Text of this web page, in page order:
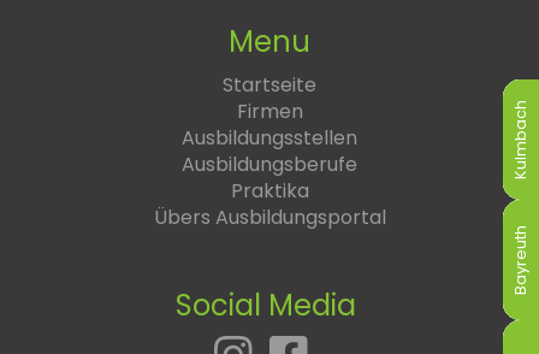
Kulmbach
Bayreuth
Kulmbach
Bayreuth
Kulmbach
Bayreuth
Kulmbach
Bayreuth
Kulmbach
Bayreuth
Kulmbach
Bayreuth
Menu
Startseite
Firmen
Ausbildungsstellen
Ausbildungsberufe
Praktika
Übers Ausbildungsportal
Social Media